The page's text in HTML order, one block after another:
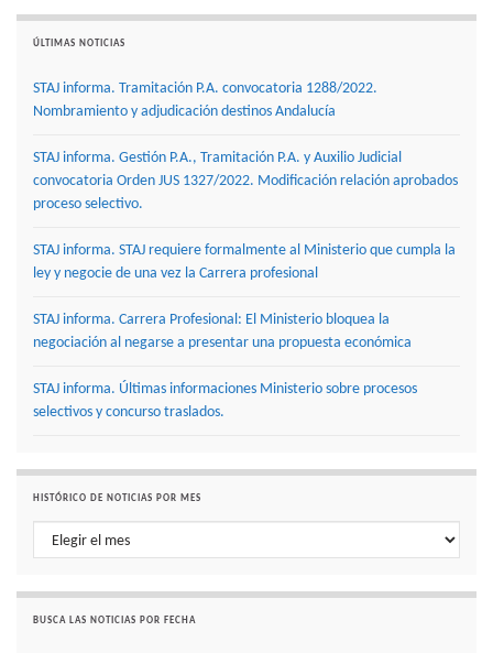
ÚLTIMAS NOTICIAS
STAJ informa. Tramitación P.A. convocatoria 1288/2022.
Nombramiento y adjudicación destinos Andalucía
STAJ informa. Gestión P.A., Tramitación P.A. y Auxilio Judicial
convocatoria Orden JUS 1327/2022. Modificación relación aprobados
proceso selectivo.
STAJ informa. STAJ requiere formalmente al Ministerio que cumpla la
ley y negocie de una vez la Carrera profesional
STAJ informa. Carrera Profesional: El Ministerio bloquea la
negociación al negarse a presentar una propuesta económica
STAJ informa. Últimas informaciones Ministerio sobre procesos
selectivos y concurso traslados.
HISTÓRICO DE NOTICIAS POR MES
Histórico de noticias por mes
BUSCA LAS NOTICIAS POR FECHA